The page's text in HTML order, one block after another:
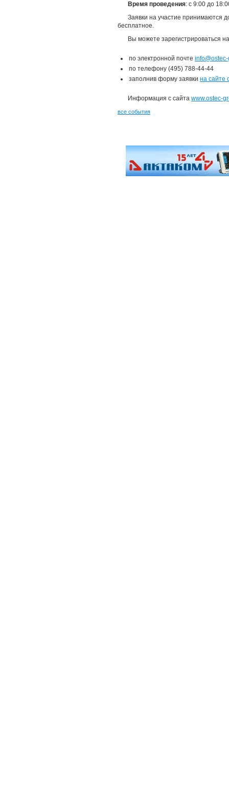
Время проведения: с 9:00 до
Заявки на участие принимаются
бесплатное.
Вы можете зарегистрироваться
по электронной почте
по телефону (495) 788-44-44
заполнив форму заявки на сайте
Информация с сайта www.ostec-
все события